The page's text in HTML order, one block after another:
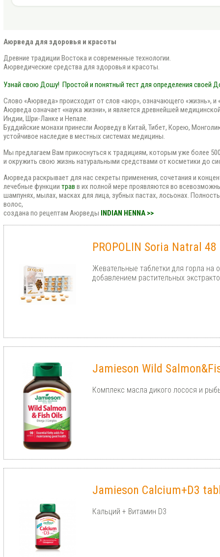
Аюрведа для здоровья и красоты
Древние традиции Востока и современные технологии.
Аюрведические средства для здоровья и красоты.
Узнай свою Дошу! Простой и понятный тест для определения своей
Слово «Аюрведа» происходит от слов «аюр», означающего «жизнь», и
Аюрведа означает «наука жизни», и является древнейшей
Индии, Шри-Ланке и Непале.
Буддийские монахи принесли Аюрведу в Китай, Тибет, Корею,
устойчивое наследие в местных системах медицины.
Мы предлагаем Вам прикоснуться к традициям, которым уже более
и окружить свою жизнь натуральными средствами от косметики до
Аюрведа раскрывает для нас секреты применения, сочетания и
лечебные функции трав в их полной мере проявляются во
шампунях, мылах, масках для лица, зубных пастах, лосьонах.
волос,
создана по рецептам Аюрведы
INDIAN HENNA >>
PROPOLIN Soria Natral
Жевательные таблетки для горла на
добавлением растительных
Jamieson Wild
Комплекс масла дикого лосося и
Jamieson Calcium+D3
Кальций + Витамин D3